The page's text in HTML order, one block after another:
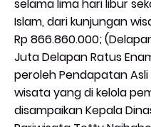
selama lima hari libur
Islam, dari kunjungan
Rp 866.860.000;
Juta Delapan Ratus
peroleh Pendapatan
wisata yang di kelola
disampaikan Kepala